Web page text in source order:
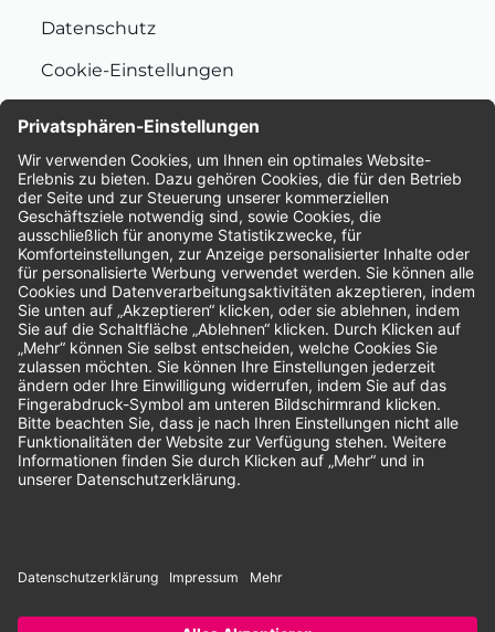
Datenschutz
Cookie-Einstellungen
Bewertungen
Unsere Zahlungsarten:
Rechnung SEPA-Lastschrift Vorkasse